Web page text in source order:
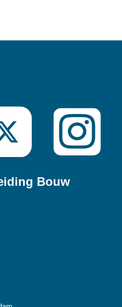
Bouw